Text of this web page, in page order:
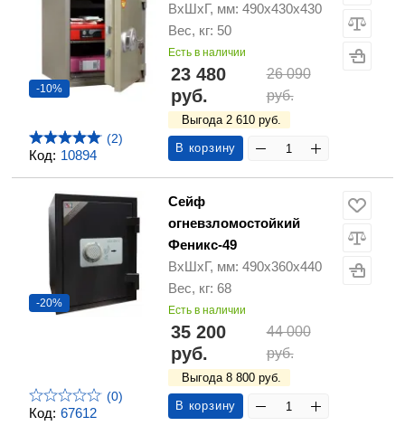
Код: 10894
-10%
(2)
ВхШхГ, мм: 490х430х430
Вес, кг: 50
Есть в наличии
23 480
руб.
26 090
руб.
Выгода 2 610 руб.
В корзину
Код: 67612
-20%
(0)
Сейф
огневзломостойкий
Феникс-49
ВхШхГ, мм: 490х360х440
Вес, кг: 68
Есть в наличии
35 200
руб.
44 000
руб.
Выгода 8 800 руб.
В корзину